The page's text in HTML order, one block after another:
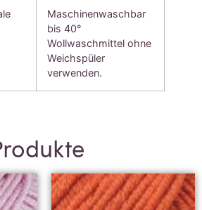
Maschinenwaschbar
bis 40°
Wollwaschmittel ohne
Weichspüler
verwenden.